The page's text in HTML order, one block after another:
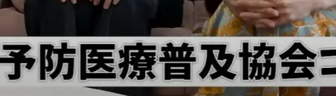
ください。
択してください。